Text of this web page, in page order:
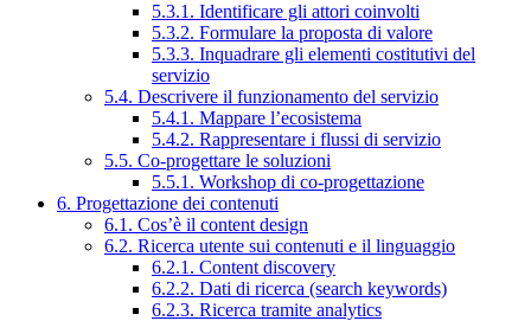
5.3.1. Identificare gli attori coinvolti
5.3.2. Formulare la proposta di valore
5.3.3. Inquadrare gli elementi costitutivi del
servizio
5.4. Descrivere il funzionamento del servizio
5.4.1. Mappare l’ecosistema
5.4.2. Rappresentare i flussi di servizio
5.5. Co-progettare le soluzioni
5.5.1. Workshop di co-progettazione
6. Progettazione dei contenuti
6.1. Cos’è il content design
6.2. Ricerca utente sui contenuti e il linguaggio
6.2.1. Content discovery
6.2.2. Dati di ricerca (search keywords)
6.2.3. Ricerca tramite analytics